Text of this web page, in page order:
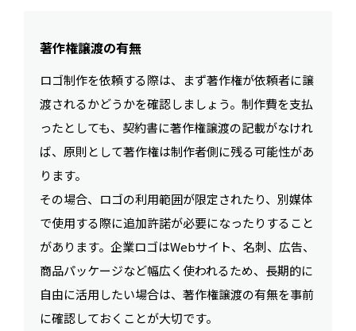
著作権譲渡の有無
ロゴ制作を依頼する際は、まず著作権が依頼者に譲
渡されるかどうかを確認しましょう。制作費を支払
ったとしても、契約書に著作権譲渡の記載がなけれ
ば、原則として著作権は制作者側に残る可能性があ
ります。
その場合、ロゴの利用範囲が限定されたり、別媒体
で使用する際に追加許諾が必要になったりすること
があります。企業ロゴはWebサイト、名刺、広告、
商品パッケージなど幅広く使われるため、長期的に
自由に活用したい場合は、著作権譲渡の有無を事前
に確認しておくことが大切です。